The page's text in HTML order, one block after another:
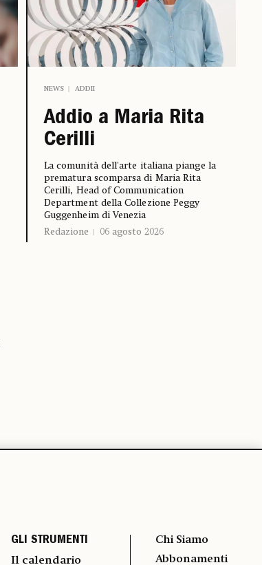
NEWS ADDII
Addio a Maria Rita
Cerilli
La comunità dell'arte italiana piange la
prematura scomparsa di Maria Rita
Cerilli, Head of Communication
Department della Collezione Peggy
Guggenheim di Venezia
Redazione
06 agosto 2026
GLI STRUMENTI
Il calendario
Chi Siamo
Abbonamenti